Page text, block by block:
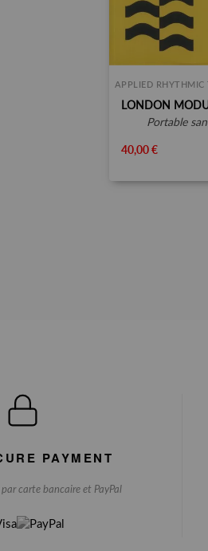
APPLIED RHYTHMIC
portable
40,00 €
PAYMENT
par carte bancaire et PayPal